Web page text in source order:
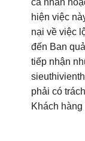
hiện việc
nại về việc
đến Ban
tiếp nhận
phải có
Khách